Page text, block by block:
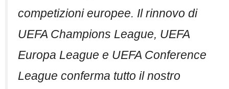
competizioni europee. Il rinnovo di
UEFA Champions League, UEFA
Europa League e UEFA Conference
League conferma tutto il nostro